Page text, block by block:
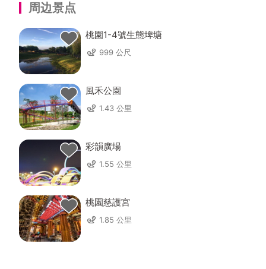
周边景点
桃園1-4號生態埤塘
999 公尺
風禾公園
1.43 公里
彩韻廣場
1.55 公里
桃園慈護宮
1.85 公里